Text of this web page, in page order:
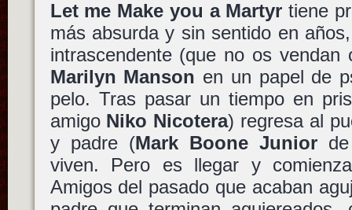
Let me Make you a Martyr tiene
más absurda y sin sentido en
intrascendente (que no os vendan
Marilyn Manson en un papel de
pelo. Tras pasar un tiempo en
amigo Niko Nicotera) regresa al
y padre (Mark Boone Junior
viven. Pero es llegar y
Amigos del pasado que acaban